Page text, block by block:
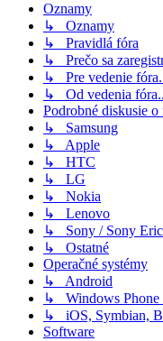
Oznamy
↳ Oznamy
↳ Pravidlá fóra
↳ Prečo sa
↳ Pre vedenie
↳ Od vedenia
Podrobné diskusie
↳ Samsung
↳ Apple
↳ HTC
↳ LG
↳ Nokia
↳ Lenovo
↳ Sony / Sony
↳ Ostatné
Operačné systémy
↳ Android
↳ Windows Phone
↳ iOS, Symbian,
Software